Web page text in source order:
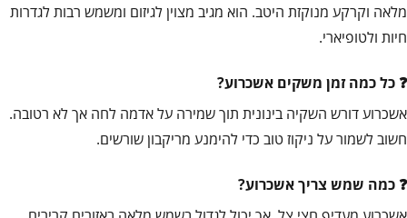
מלאה וקרקע מנוקזת היטב. הוא מגיב מצוין לגיזום ומשמש רבות לגדרות
חיות ולטופיארי.
כל כמה זמן משקים אשכרוע?
אשכרוע דורש השקיה בינונית תוך שמירה על אדמה לחה אך לא רטובה.
חשוב לשמור על ניקוז טוב כדי להימנע מריקבון שורשים.
כמה שמש צריך אשכרוע?